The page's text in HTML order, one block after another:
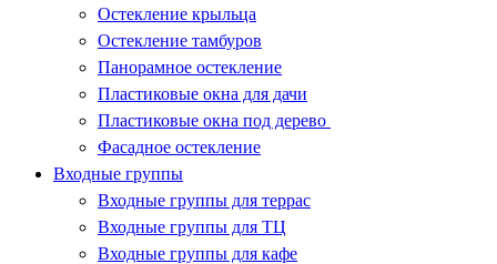
Остекление крыльца
Остекление тамбуров
Панорамное остекление
Пластиковые окна для дачи
Пластиковые окна под дерево
Фасадное остекление
Входные группы
Входные группы для террас
Входные группы для ТЦ
Входные группы для кафе